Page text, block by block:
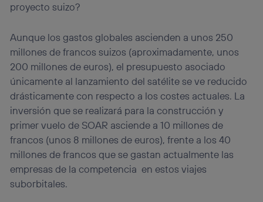
proyecto suizo?
Aunque los gastos globales ascienden a unos 250
millones de francos suizos (aproximadamente, unos
200 millones de euros), el presupuesto asociado
únicamente al lanzamiento del satélite se ve reducido
drásticamente con respecto a los costes actuales. La
inversión que se realizará para la construcción y
primer vuelo de SOAR asciende a 10 millones de
francos (unos 8 millones de euros), frente a los 40
millones de francos que se gastan actualmente las
empresas de la competencia en estos viajes
suborbitales.